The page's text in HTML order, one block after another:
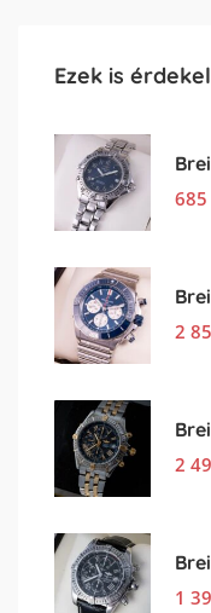
Ezek is
685
2
2
1